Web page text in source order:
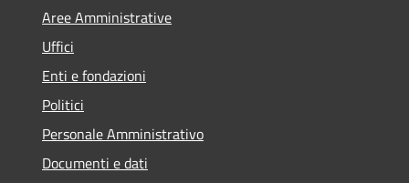
Aree Amministrative
Uffici
Enti e fondazioni
Politici
Personale Amministrativo
Documenti e dati